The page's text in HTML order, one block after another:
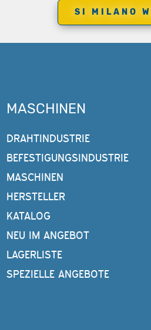
SI MILANO
MASCHINEN
DRAHTINDUSTRIE
BEFESTIGUNGSINDUSTRIE
MASCHINEN
HERSTELLER
KATALOG
NEU IM ANGEBOT
LAGERLISTE
SPEZIELLE ANGEBOTE